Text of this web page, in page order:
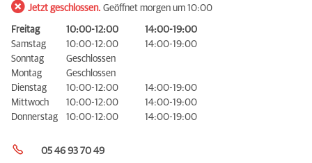
Jetzt geschlossen. Geöffnet morgen um 10:00
Freitag 10:00-12:00
14:00-19:00
Samstag
10:00-12:00
14:00-19:00
Sonntag
Geschlossen
Montag
Geschlossen
Dienstag
10:00-12:00
14:00-19:00
Mittwoch
10:00-12:00
14:00-19:00
Donnerstag
10:00-12:00 14:00-19:00
05 46 93 70 49